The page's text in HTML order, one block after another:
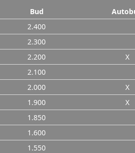
Bud
2.400
2.300
2.200
X
2.100
2.000
X
1.900
X
1.850
1.600
1.550